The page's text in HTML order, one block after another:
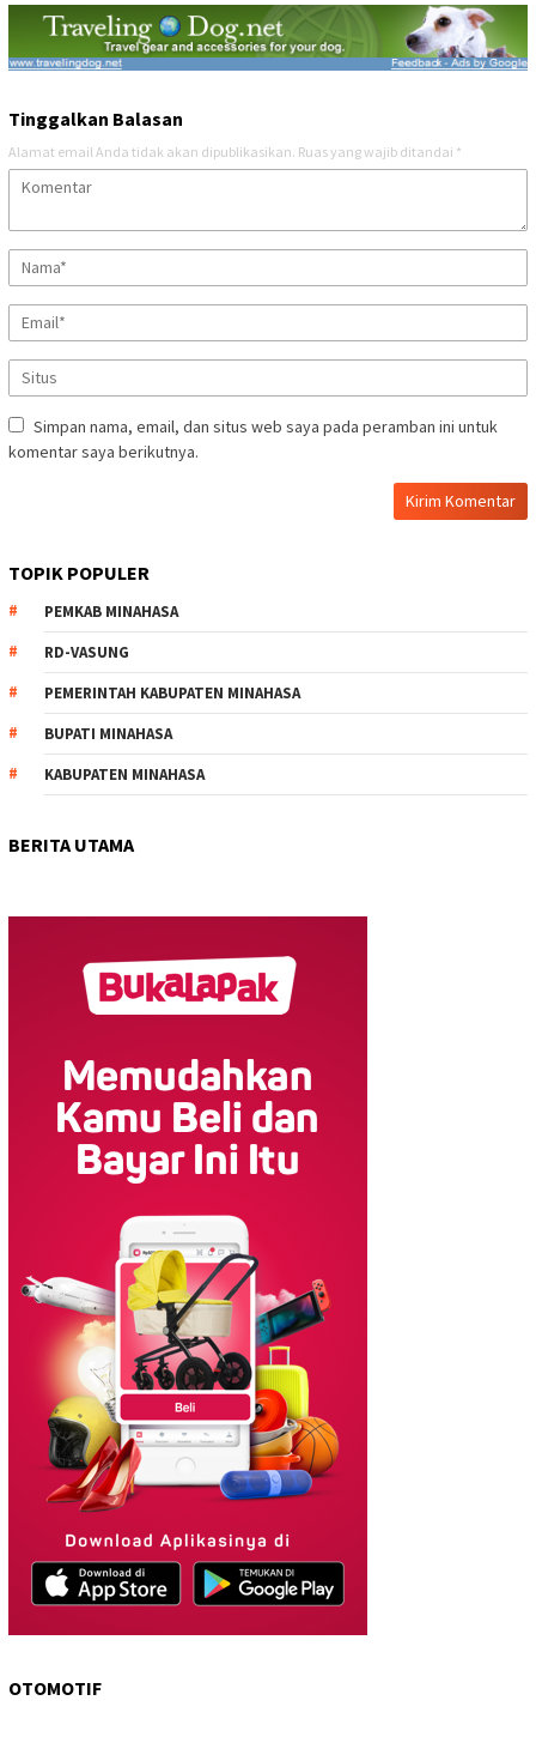
Tinggalkan Balasan
Alamat email Anda tidak akan dipublikasikan. Ruas yang wajib ditandai *
Simpan nama, email, dan situs web saya pada peramban ini untuk
komentar saya berikutnya.
TOPIK POPULER
PEMKAB MINAHASA
RD-VASUNG
PEMERINTAH KABUPATEN MINAHASA
BUPATI MINAHASA
KABUPATEN MINAHASA
BERITA UTAMA
OTOMOTIF